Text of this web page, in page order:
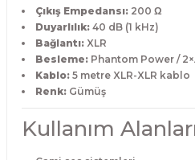
Çıkış Empedansı: 200 Ω
Duyarlılık: 40 dB (1 kHz)
Bağlantı: XLR
Besleme: Phantom Power /
Kablo: 5 metre XLR-XLR kablo
Renk: Gümüş
Kullanım